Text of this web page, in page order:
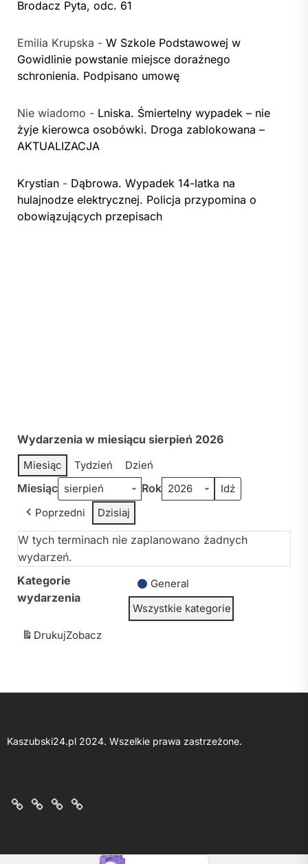
Brodacz Pyta, odc. 61
Emilia Krupska - W Szkole Podstawowej w
Gowidlinie powstanie miejsce doraźnego
schronienia. Podpisano umowę
Nie wiadomo - Lniska. Śmiertelny wypadek – nie
żyje kierowca osobówki. Droga zablokowana –
AKTUALIZACJA
Krystian - Dąbrowa. Wypadek 14-latka na
hulajnodze elektrycznej. Policja przypomina o
obowiązujących przepisach
Wydarzenia w miesiącu sierpień 2026
Miesiąc Tydzień Dzień
Miesiąc Rok
Poprzedni Dzisiaj
W tych terminach nie zaplanowano żadnych
wydarzeń.
Kategorie
wydarzenia
General
Wszystkie kategorie
DrukujZobacz
Kaszubski24.pl 2024. Wszelkie prawa zastrzeżone.
O
KontaktPolitykaRegulamin